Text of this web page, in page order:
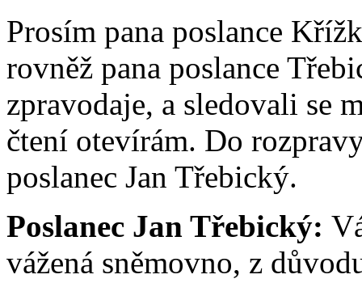
Prosím pana poslance
rovněž pana poslance
zpravodaje, a sledovali se
čtení otevírám. Do
poslanec Jan Třebický.
Poslanec Jan Třebický:
vážená sněmovno, z